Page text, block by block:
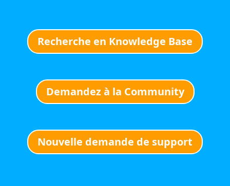
Recherche en Knowledge Base
Demandez à la Community
Nouvelle demande de support